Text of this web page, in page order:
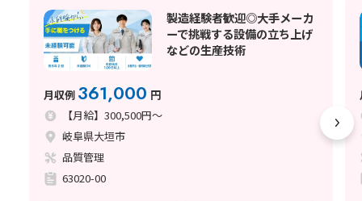
製造経験者歓迎◎大手メーカ
ーで挑戦する設備の立ち上げ
などの生産技術
月収例 361,000 円
【月給】300,500円～
岐阜県大垣市
品質管理
63020-00